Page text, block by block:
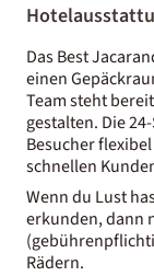
Das Best
einen
Team steht
gestalten. Die
Besucher
schnellen
Wenn du Lust
erkunden, dann
Rädern.